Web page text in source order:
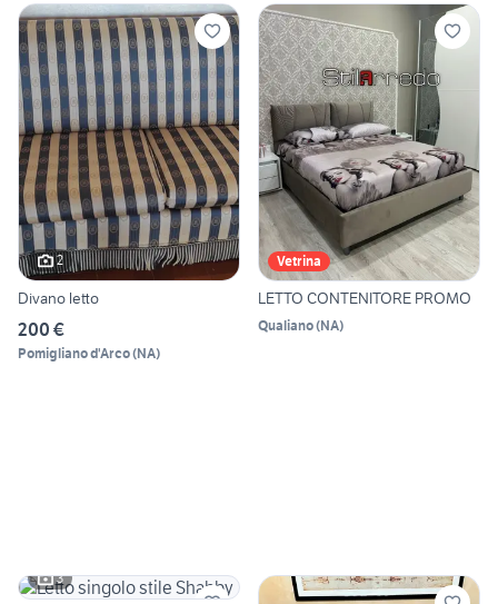
2
Divano letto
200 €
Pomigliano d'Arco(NA)
Vetrina
LETTO CONTENITORE PROMO
Qualiano(NA)
3